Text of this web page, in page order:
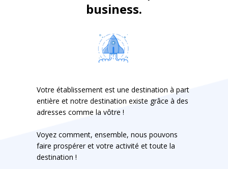
business.
Votre établissement est une destination à part
entière et notre destination existe grâce à des
adresses comme la vôtre !
Voyez comment, ensemble, nous pouvons
faire prospérer et votre activité et toute la
destination !